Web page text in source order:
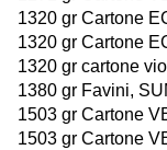
1380 gr Favini,